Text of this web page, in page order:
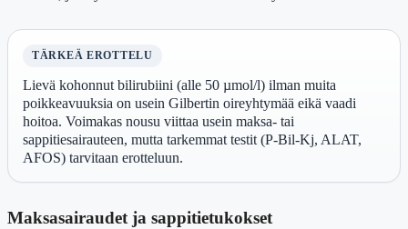
TÄRKEÄ EROTTELU
Lievä kohonnut bilirubiini (alle 50 µmol/l) ilman muita
poikkeavuuksia on usein Gilbertin oireyhtymää eikä vaadi
hoitoa. Voimakas nousu viittaa usein maksa- tai
sappitiesairauteen, mutta tarkemmat testit (P-Bil-Kj, ALAT,
AFOS) tarvitaan erotteluun.
Maksasairaudet ja sappitietukokset